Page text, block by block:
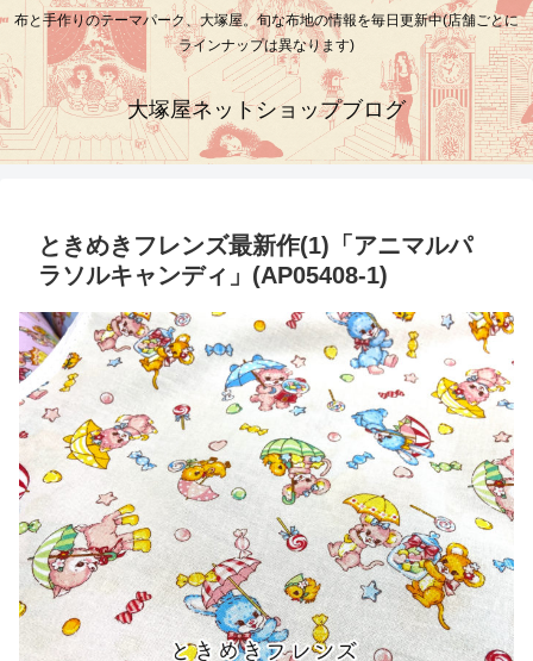
布と手作りのテーマパーク、大塚屋。旬な布地の情報を毎日更新中(店舗ごとに
ラインナップは異なります)
大塚屋ネットショップブログ
ときめきフレンズ最新作(1)「アニマルパ
ラソルキャンディ」(AP05408-1)